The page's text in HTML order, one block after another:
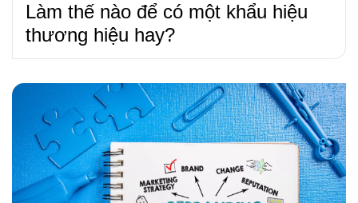
Làm thế nào để có một khẩu hiệu
thương hiệu hay?